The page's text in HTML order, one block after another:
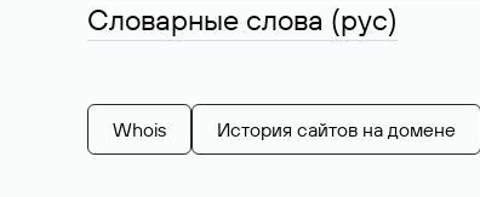
Словарные слова (рус)
Whois История сайтов на домене